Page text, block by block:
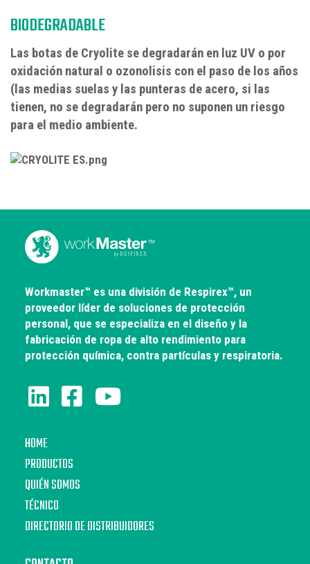
BIODEGRADABLE
Las botas de Cryolite se degradarán en luz UV o por
oxidación natural o ozonolisis con el paso de los años
(las medias suelas y las punteras de acero, si las
tienen, no se degradarán pero no suponen un riesgo
para el medio ambiente.
Workmaster™ es una división de Respirex™, un
proveedor líder de soluciones de protección
personal, que se especializa en el diseño y la
fabricación de ropa de alto rendimiento para
protección química, contra partículas y respiratoria.
HOME
PRODUCTOS
QUIÉN SOMOS
TÉCNICO
DIRECTORIO DE DISTRIBUIDORES